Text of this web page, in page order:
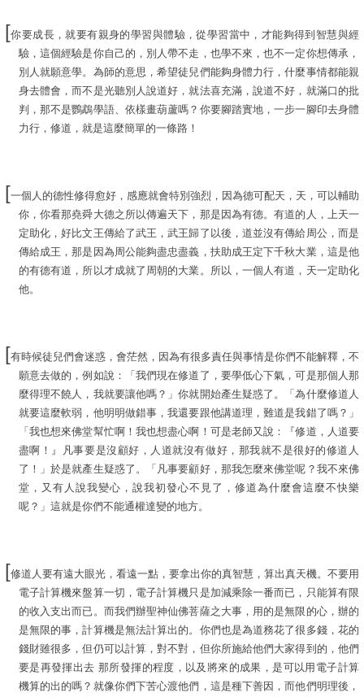
[你要成長，就要有親身的學習與體驗，從學習當中，才能夠得到智慧與經
驗，這個經驗是你自己的，別人帶不走，也學不來，也不一定你想傳承，
別人就願意學。為師的意思，希望徒兒們能夠身體力行，什麼事情都能親
身去體會，而不是光聽別人說道好，就法喜充滿，說道不好，就滿口的批
判，那不是鸚鵡學語、依樣畫葫蘆嗎？你要腳踏實地，一步一腳印去身體
力行，修道，就是這麼簡單的一條路！
[一個人的德性修得愈好，感應就會特別強烈，因為德可配天，天，可以輔助
你，你看那堯舜大德之所以傳遍天下，那是因為有德。有道的人，上天一
定助化，好比文王傳給了武王，武王歸了以後，道並沒有傳給周公，而是
傳給成王，那是因為周公能夠盡忠盡義，扶助成王定下千秋大業，這是他
的有德有道，所以才成就了周朝的大業。所以，一個人有道，天一定助化
他。
[有時候徒兒們會迷惑，會茫然，因為有很多責任與事情是你們不能解釋，不
願意去做的，例如說：「我們現在修道了，要學低心下氣，可是那個人那
麼得理不饒人，我就要讓他嗎？」你就開始產生疑惑了。「為什麼修道人
就要這麼軟弱，他明明做錯事，我還要跟他講道理，難道是我錯了嗎？」
「我也想來佛堂幫忙啊！我也想盡心啊！可是老師又說：『修道，人道要
盡啊！』凡事要是沒顧好，人道就沒有做好，那我就不是很好的修道人
了！」於是就產生疑惑了。「凡事要顧好，那我怎麼來佛堂呢？我不來佛
堂，又有人說我變心，說我初發心不見了，修道為什麼會這麼不快樂
呢？」這就是你們不能通權達變的地方。
[修道人要有遠大眼光，看遠一點，要拿出你的真智慧，算出真天機。不要用
電子計算機來盤算一切，電子計算機只是加減乘除一番而已，只能算有限
的收入支出而已。而我們辦聖神仙佛菩薩之大事，用的是無限的心，辦的
是無限的事，計算機是無法計算出的。你們也是為道務花了很多錢，花的
錢財雖很多，但仍可以計算，對不對，但你所施給他們大家得到的，他們
要是再發揮出去 那所發揮的程度，以及將來的成果，是可以用電子計算
機算的出的嗎？就像你們下苦心渡他們，這是種下善因，而他們明理後，